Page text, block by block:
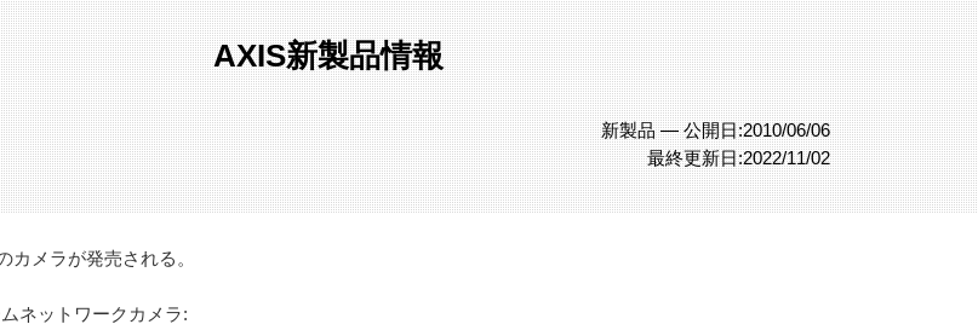
AXIS新製品情報
新製品 —公開日:2010/06/06
最終更新日:2022/11/02
カメラが発売される。
ネットワークカメラ: